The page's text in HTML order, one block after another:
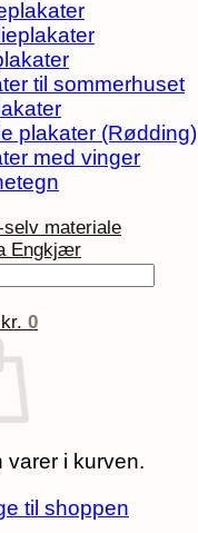
til sommerhuset
plakater (Rødding)
med vinger
materiale
Engkjær
kr. 0
varer i kurven.
til shoppen